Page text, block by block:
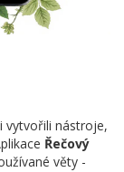
vytvořili nástroje,
Řečový
věty -